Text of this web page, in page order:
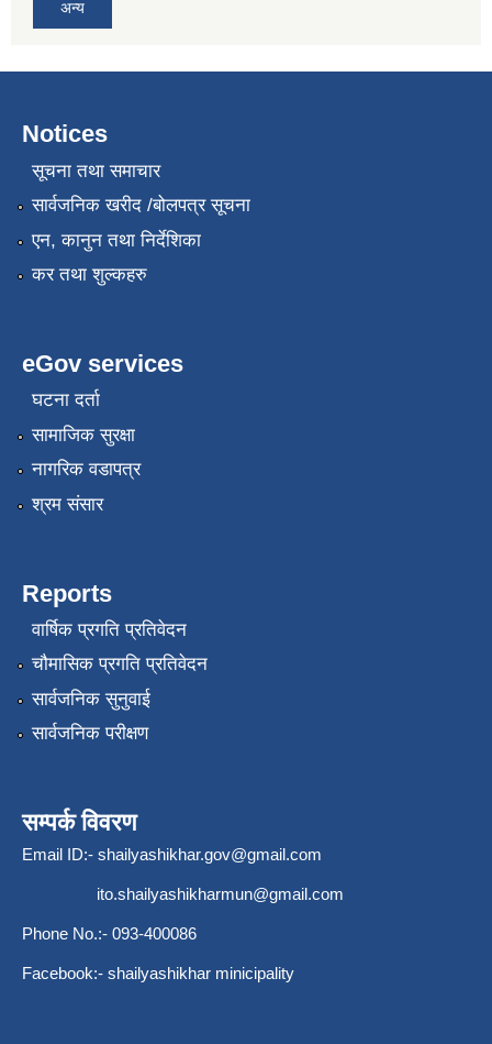
अन्य
Notices
सूचना तथा समाचार
सार्वजनिक खरीद /बोलपत्र सूचना
एन, कानुन तथा निर्देशिका
कर तथा शुल्कहरु
eGov services
घटना दर्ता
सामाजिक सुरक्षा
नागरिक वडापत्र
श्रम संसार
Reports
वार्षिक प्रगति प्रतिवेदन
चौमासिक प्रगति प्रतिवेदन
सार्वजनिक सुनुवाई
सार्वजनिक परीक्षण
सम्पर्क विवरण
Email ID:- shailyashikhar.gov@gmail.com
ito.shailyashikharmun@gmail.com
Phone No.:- 093-400086
Facebook:- shailyashikhar minicipality